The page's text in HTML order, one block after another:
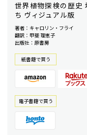
世界植物探検の歴史
ち ヴィジュアル版
著者：キャロリン・フライ
翻訳：甲斐 理恵子
出版社：原書房
紙書籍で買う
電⼦書籍で買う